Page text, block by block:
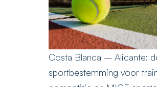
Costa Blanca – Alicante:
sportbestemming voor